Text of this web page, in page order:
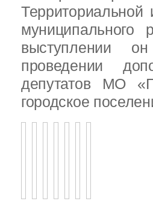
Территориальной
выступлении
проведении
депутатов МО
городское